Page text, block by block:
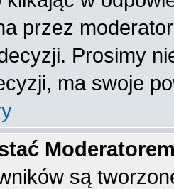
przez
Prosimy
ma swoje
są